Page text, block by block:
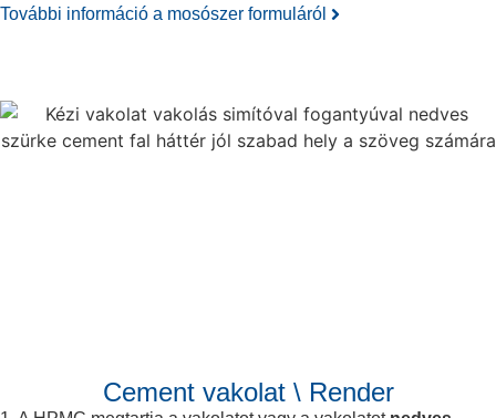
További információ a mosószer formuláról
Cement vakolat \ Render